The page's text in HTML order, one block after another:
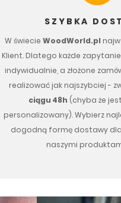
SZYBKA
W świecieWoodWorld.pl
Klient. Dlatego każde
indywidualnie, a złożone
realizować jak najszybciej -
ciągu 48h (chyba że
personalizowany). Wybierz
dogodną formę dostawy dla
naszymi